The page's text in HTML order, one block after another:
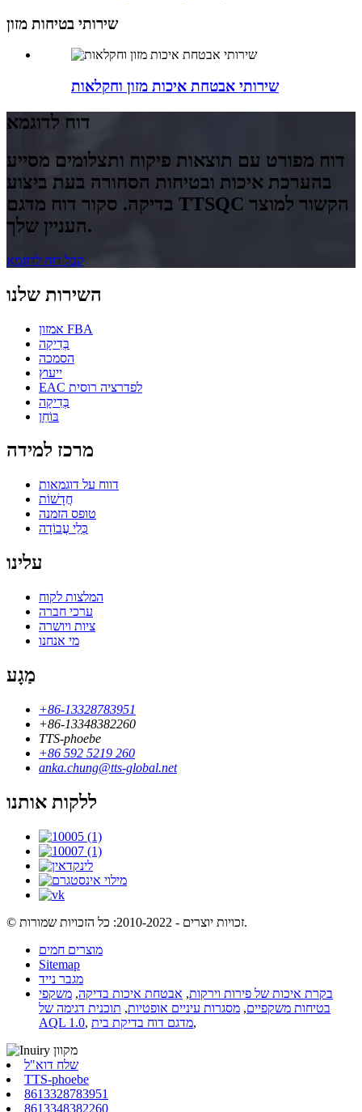
שירותי בטיחות מזון
שירותי אבטחת איכות מזון וחקלאות
דוח לדוגמא
דוח מפורט עם תוצאות פיקוח ותצלומים מסייע
בהערכת איכות ובטיחות הסחורה בעת ביצוע
בדיקה. סקור דוח מדגם TTSQC הקשור למוצר
העניין שלך.
קבל דוח לדוגמא
השירות שלנו
אמזון FBA
בְּדִיקָה
הסמכה
ייעוץ
EAC לפדרציה רוסית
בְּדִיקָה
בּוֹחֵן
מרכז למידה
דווח על דוגמאות
חֲדָשׁוֹת
טופס הזמנה
כְּלֵי עֲבוֹדָה
עלינו
המלצות לקוח
ערכי חברה
ציות ויושרה
מי אנחנו
מַגָע
+86-13328783951
+86-13348382260
TTS-phoebe
+86 592 5219 260
anka.chung@tts-global.net
ללקות אותנו
© זכויות יוצרים - 2010-2022: כל הזכויות שמורות.
מוצרים חמים
Sitemap
מגבר נייד
בקרת איכות של פירות וירקות, אבטחת איכות בדיקה, משקפי
בטיחות משקפיים, מסגרות עיניים אופטיות, תוכנית דגימה של
AQL 1.0, מדגם דוח בדיקת בית,
שלח דוא"ל
TTS-phoebe
8613328783951
8613348382260